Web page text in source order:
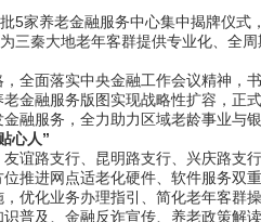
5家养老金融服务中心集中揭牌仪
三秦大地老年客群提供专业化、
面落实中央金融工作会议精神，书
金融服务版图实现战略性扩容，正
融服务，全力助力区域老龄事业与银
心人”
路支行、昆明路支行、兴庆路支
推进网点适老化硬件、软件服务
优化业务办理指引、简化老年客群
及、金融反诈宣传、养老政策解